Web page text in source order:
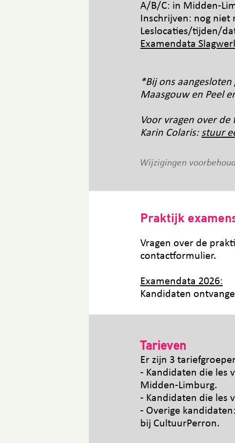
A/B/C: in Midden-
Inschrijven: nog niet
Leslocaties/tijden/
Examendata
*Bij ons
Maasgouw en Peel
Voor vragen over
Karin Colaris: stuur
Wijzigingen
Praktijk
Vragen over de
contactformulier.
Examendata 2026:
Kandidaten
Tarieven
Er zijn 3 tarief
- Kandidaten die les
Midden-Limburg.
- Kandidaten die les
- Overige
bij CultuurPerron.